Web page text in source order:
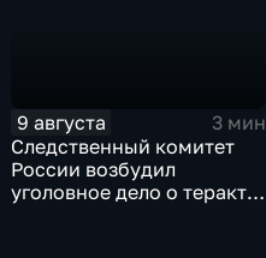
9 августа
3 мин
Следственный комитет
России возбудил
уголовное дело о теракте